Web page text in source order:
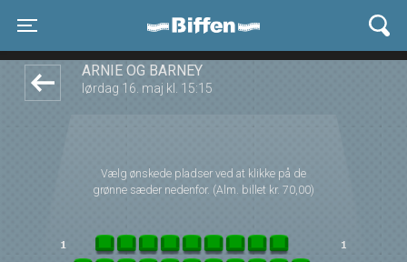
Biffen Odder
ARNIE OG BARNEY
lørdag 16. maj kl. 15:15
Vælg ønskede pladser ved at klikke på de
grønne sæder nedenfor. (Alm. billet kr. 70,00)
1step-front02 090359